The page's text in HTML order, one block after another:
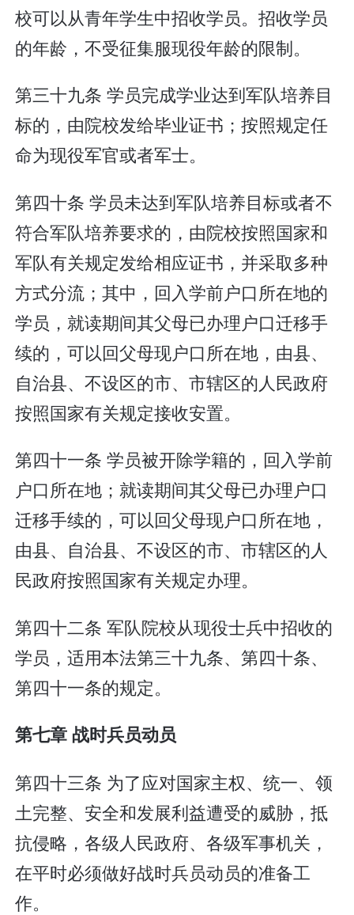
校可以从青年学生中招收学员。招收学员
的年龄，不受征集服现役年龄的限制。
第三十九条 学员完成学业达到军队培养目
标的，由院校发给毕业证书；按照规定任
命为现役军官或者军士。
第四十条 学员未达到军队培养目标或者不
符合军队培养要求的，由院校按照国家和
军队有关规定发给相应证书，并采取多种
方式分流；其中，回入学前户口所在地的
学员，就读期间其父母已办理户口迁移手
续的，可以回父母现户口所在地，由县、
自治县、不设区的市、市辖区的人民政府
按照国家有关规定接收安置。
第四十一条 学员被开除学籍的，回入学前
户口所在地；就读期间其父母已办理户口
迁移手续的，可以回父母现户口所在地，
由县、自治县、不设区的市、市辖区的人
民政府按照国家有关规定办理。
第四十二条 军队院校从现役士兵中招收的
学员，适用本法第三十九条、第四十条、
第四十一条的规定。
第七章 战时兵员动员
第四十三条 为了应对国家主权、统一、领
土完整、安全和发展利益遭受的威胁，抵
抗侵略，各级人民政府、各级军事机关，
在平时必须做好战时兵员动员的准备工
作。